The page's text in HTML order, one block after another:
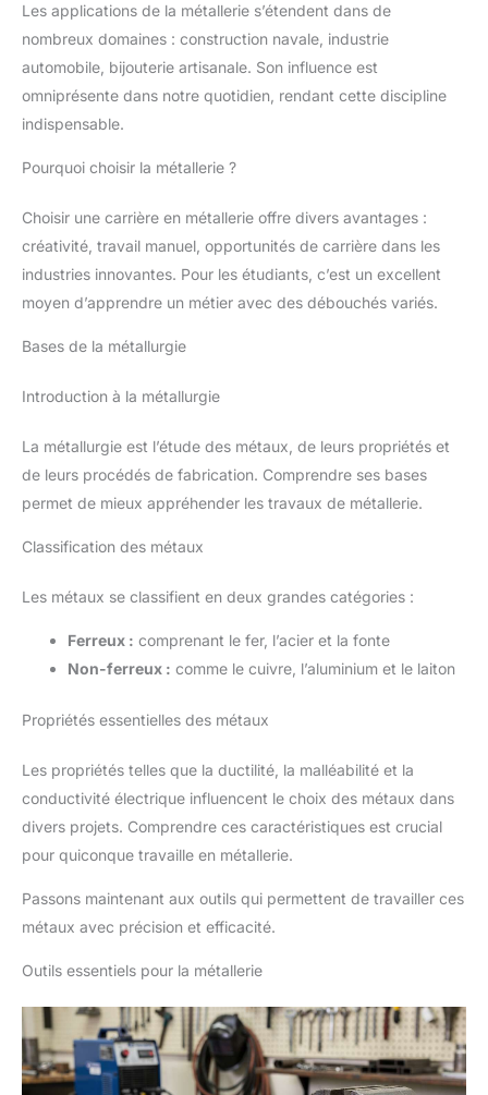
Les applications de la métallerie s’étendent dans de
nombreux domaines : construction navale, industrie
automobile, bijouterie artisanale. Son influence est
omniprésente dans notre quotidien, rendant cette discipline
indispensable.
Pourquoi choisir la métallerie ?
Choisir une carrière en métallerie offre divers avantages :
créativité, travail manuel, opportunités de carrière dans les
industries innovantes. Pour les étudiants, c’est un excellent
moyen d’apprendre un métier avec des débouchés variés.
Bases de la métallurgie
Introduction à la métallurgie
La métallurgie est l’étude des métaux, de leurs propriétés et
de leurs procédés de fabrication. Comprendre ses bases
permet de mieux appréhender les travaux de métallerie.
Classification des métaux
Les métaux se classifient en deux grandes catégories :
Ferreux : comprenant le fer, l’acier et la fonte
Non-ferreux : comme le cuivre, l’aluminium et le laiton
Propriétés essentielles des métaux
Les propriétés telles que la ductilité, la malléabilité et la
conductivité électrique influencent le choix des métaux dans
divers projets. Comprendre ces caractéristiques est crucial
pour quiconque travaille en métallerie.
Passons maintenant aux outils qui permettent de travailler ces
métaux avec précision et efficacité.
Outils essentiels pour la métallerie